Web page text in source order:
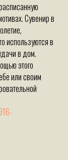
Сувенир в
используются в
в дом.
этого
или своим